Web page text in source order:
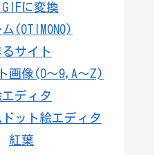
に変換
(OTIMONO)
サイト
画像(0～9,A～Z)
ディタ
ット絵エディタ
紅葉